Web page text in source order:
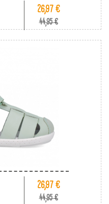
26,97 €
44,95 €
26,97 €
44,95 €